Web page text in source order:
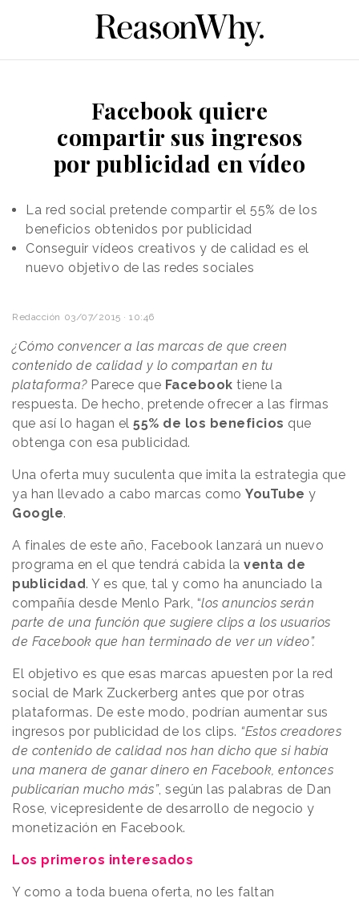
Facebook quiere
compartir sus ingresos
por publicidad en vídeo
La red social pretende compartir el 55% de los
beneficios obtenidos por publicidad
Conseguir vídeos creativos y de calidad es el
nuevo objetivo de las redes sociales
Redacción 03/07/2015 · 10:46
¿Cómo convencer a las marcas de que creen
contenido de calidad y lo compartan en tu
plataforma?Parece que Facebook tiene la
respuesta. De hecho, pretende ofrecer a las firmas
que así lo hagan el 55% de los beneficios que
obtenga con esa publicidad.
Una oferta muy suculenta que imita la estrategia que
ya han llevado a cabo marcas como YouTube y
Google.
A finales de este año, Facebook lanzará un nuevo
programa en el que tendrá cabida la venta de
publicidad. Y es que, tal y como ha anunciado la
compañía desde Menlo Park, “los anuncios serán
parte de una función que sugiere clips a los usuarios
de Facebook que han terminado de ver un vídeo”.
El objetivo es que esas marcas apuesten por la red
social de Mark Zuckerberg antes que por otras
plataformas. De este modo, podrían aumentar sus
ingresos por publicidad de los clips. “Estos creadores
de contenido de calidad nos han dicho que si había
una manera de ganar dinero en Facebook, entonces
publicarían mucho más”, según las palabras de Dan
Rose, vicepresidente de desarrollo de negocio y
monetización en Facebook.
Los primeros interesados
Y como a toda buena oferta, no les faltan